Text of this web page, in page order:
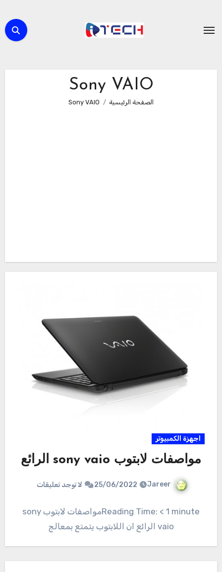
المحتوى
Sony VAIO
الصفحة الرئيسية Sony VAIO
اجهزة الكمبيوتر
مواصفات لابتوب sony vaio الرائع
Jareer
25/06/2022 لا توجد تعليقات
Reading Time: < 1 minuteمواصفات لابتوب sony
vaio الرائع ان اللابتوب يتمتع بمعالج